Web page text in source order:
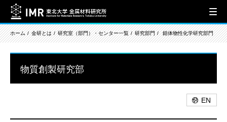
ホーム 金研とは 研究室（部門）・センター一覧 研究部門 錯体物性化学研究部門
物質創製研究部
EN